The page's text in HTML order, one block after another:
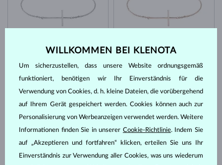
518 €
OHNE EDELSTEIN
OHNE EDELSTEIN
AUF LAGER
518 €
WILLKOMMEN BEI KLENOTA
Um sicherzustellen, dass unsere Website ordnungsgemäß
funktioniert, benötigen wir Ihr Einverständnis für die
Verwendung von Cookies, d. h. kleine Dateien, die vorübergehend
auf Ihrem Gerät gespeichert werden. Cookies können auch zur
Personalisierung von Werbeanzeigen verwendet werden. Weitere
Informationen finden Sie in unserer Cookie-Richtlinie. Indem Sie
auf „Akzeptieren und fortfahren“ klicken, erteilen Sie uns Ihr
Einverständnis zur Verwendung aller Cookies, was uns wiederum